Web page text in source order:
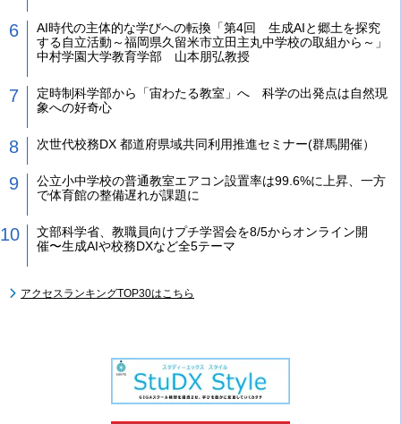
AI時代の主体的な学びへの転換「第4回 生成AIと郷土を探究
する自立活動～福岡県久留米市立田主丸中学校の取組から～」
中村学園大学教育学部 山本朋弘教授
定時制科学部から「宙わたる教室」へ 科学の出発点は自然現
象への好奇心
次世代校務DX 都道府県域共同利用推進セミナー(群馬開催）
公立小中学校の普通教室エアコン設置率は99.6%に上昇、一方
で体育館の整備遅れが課題に
文部科学省、教職員向けプチ学習会を8/5からオンライン開
催〜生成AIや校務DXなど全5テーマ
アクセスランキングTOP30はこちら